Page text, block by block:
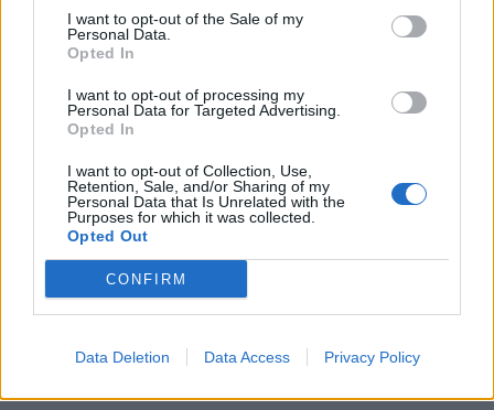
I want to opt-out of the Sale of my
Personal Data.
Opted In
I want to opt-out of processing my
Personal Data for Targeted Advertising.
Opted In
I want to opt-out of Collection, Use,
Retention, Sale, and/or Sharing of my
Personal Data that Is Unrelated with the
Purposes for which it was collected.
Opted Out
CONFIRM
Data Deletion Data Access Privacy Policy